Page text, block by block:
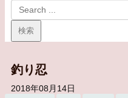
釣り忍
2018年08月14日